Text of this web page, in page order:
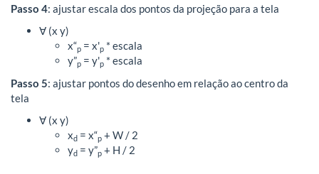
Passo 4: ajustar escala dos pontos da projeção para a tela
∀ (x y)
x“p = x'p * escala
y”p = y'p * escala
Passo 5: ajustar pontos do desenho em relação ao centro da
tela
∀ (x y)
xd = x“p + W / 2
yd = y”p + H / 2